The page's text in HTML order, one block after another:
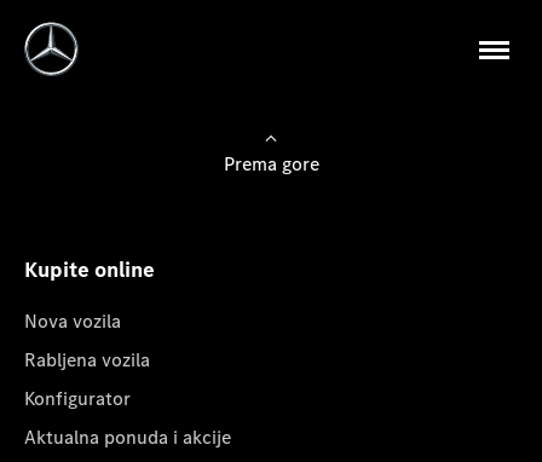
Prema gore
Kupite online
Nova vozila
Rabljena vozila
Konfigurator
Aktualna ponuda i akcije